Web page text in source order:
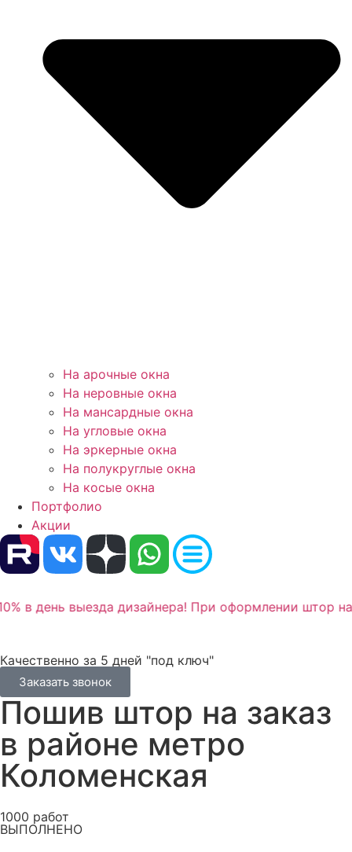
На арочные окна
На неровные окна
На мансардные окна
На угловые окна
На эркерные окна
На полукруглые окна
На косые окна
Портфолио
Акции
в день выезда дизайнера! При оформлении штор
Качественно за 5 дней "под ключ"
Заказать звонок
Пошив штор на заказ
в районе метро
Коломенская
1000 работ
ВЫПОЛНЕНО